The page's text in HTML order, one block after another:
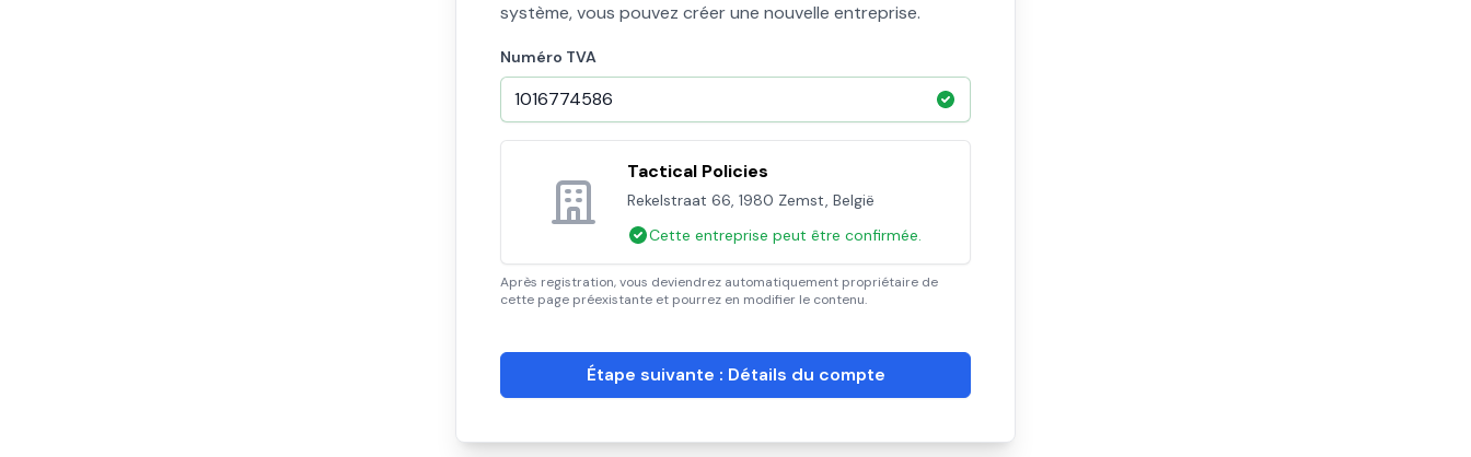
système, vous pouvez créer une nouvelle entreprise.
Numéro TVA
Tactical Policies
Rekelstraat 66, 1980 Zemst, België
Cette entreprise peut être confirmée.
Après registration, vous deviendrez automatiquement propriétaire de
cette page préexistante et pourrez en modifier le contenu.
Étape suivante : Détails du compte